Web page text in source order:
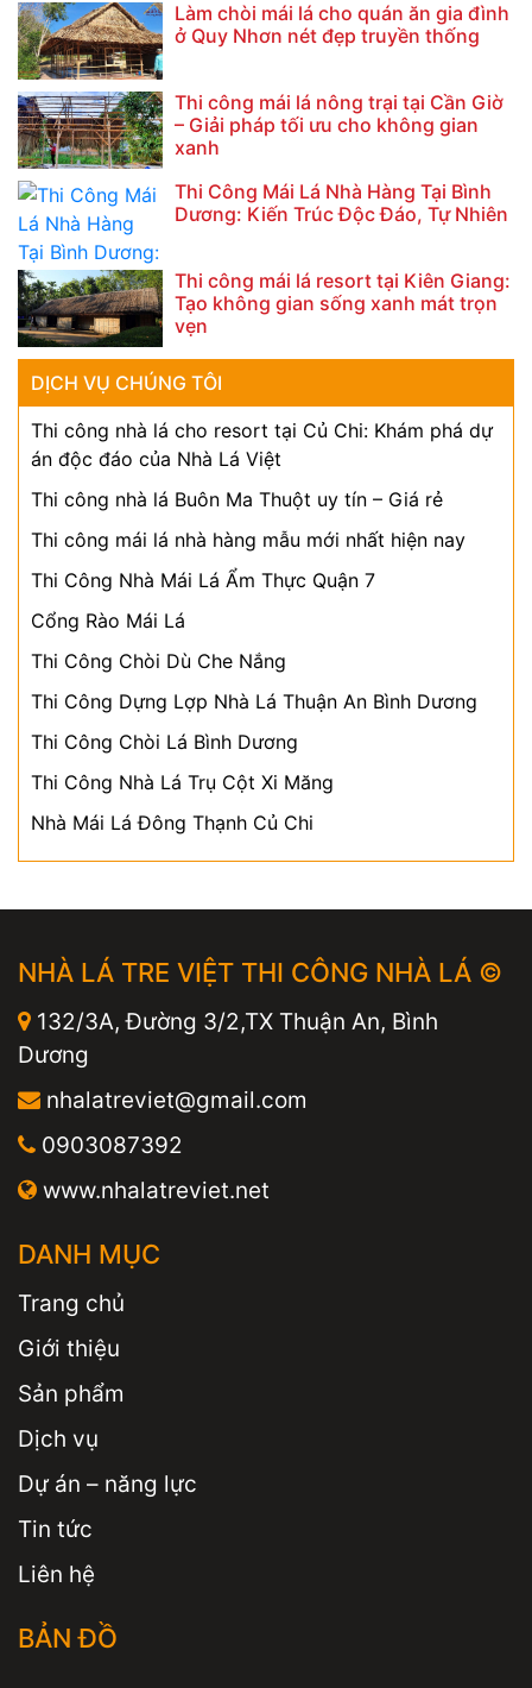
Làm chòi mái lá cho quán ăn gia đình
ở Quy Nhơn nét đẹp truyền thống
Thi công mái lá nông trại tại Cần Giờ
– Giải pháp tối ưu cho không gian
xanh
Thi Công Mái Lá Nhà Hàng Tại Bình
Dương: Kiến Trúc Độc Đáo, Tự Nhiên
Thi công mái lá resort tại Kiên Giang:
Tạo không gian sống xanh mát trọn
vẹn
DỊCH VỤ CHÚNG TÔI
Thi công nhà lá cho resort tại Củ Chi: Khám phá dự
án độc đáo của Nhà Lá Việt
Thi công nhà lá Buôn Ma Thuột uy tín – Giá rẻ
Thi công mái lá nhà hàng mẫu mới nhất hiện nay
Thi Công Nhà Mái Lá Ẩm Thực Quận 7
Cổng Rào Mái Lá
Thi Công Chòi Dù Che Nắng
Thi Công Dựng Lợp Nhà Lá Thuận An Bình Dương
Thi Công Chòi Lá Bình Dương
Thi Công Nhà Lá Trụ Cột Xi Măng
Nhà Mái Lá Đông Thạnh Củ Chi
NHÀ LÁ TRE VIỆT THI CÔNG NHÀ LÁ ©
132/3A, Đường 3/2,TX Thuận An, Bình
Dương
nhalatreviet@gmail.com
0903087392
www.nhalatreviet.net
DANH MỤC
Trang chủ
Giới thiệu
Sản phẩm
Dịch vụ
Dự án – năng lực
Tin tức
Liên hệ
BẢN ĐỒ